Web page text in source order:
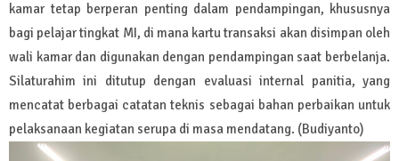
kamar tetap berperan penting dalam pendampingan, khususnya
bagi pelajar tingkat MI, di mana kartu transaksi akan disimpan oleh
wali kamar dan digunakan dengan pendampingan saat berbelanja.
Silaturahim ini ditutup dengan evaluasi internal panitia, yang
mencatat berbagai catatan teknis sebagai bahan perbaikan untuk
pelaksanaan kegiatan serupa di masa mendatang. (Budiyanto)